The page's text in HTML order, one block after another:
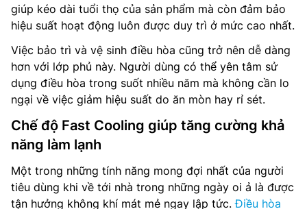
giúp kéo dài tuổi thọ của sản phẩm mà còn đảm bảo
hiệu suất hoạt động luôn được duy trì ở mức cao nhất.
Việc bảo trì và vệ sinh điều hòa cũng trở nên dễ dàng
hơn với lớp phủ này. Người dùng có thể yên tâm sử
dụng điều hòa trong suốt nhiều năm mà không cần lo
ngại về việc giảm hiệu suất do ăn mòn hay rỉ sét.
Chế độ Fast Cooling giúp tăng cường khả
năng làm lạnh
Một trong những tính năng mong đợi nhất của người
tiêu dùng khi về tới nhà trong những ngày oi ả là được
tận hưởng không khí mát mẻ ngay lập tức.Điều hòa